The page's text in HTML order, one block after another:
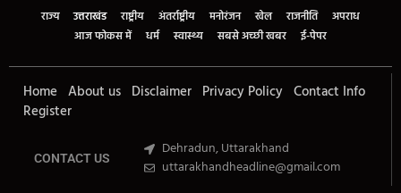
राज्य उत्तराखंड राष्ट्रीय अंतर्राष्ट्रीय मनोरंजन खेल राजनीति
अपराध
आज फोकस में
धर्म स्वास्थ्य सबसे अच्छी खबर ई-पेपर
Home About us Disclaimer Privacy Policy Contact Info
Register
CONTACT US
Dehradun, Uttarakhand
uttarakhandheadline@gmail.com